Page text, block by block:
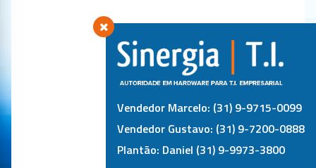
Vendedor Marcelo: (31) 9-9715-0099
Vendedor Gustavo: (31) 9-7200-0888
Plantão: Daniel (31) 9-9973-3800